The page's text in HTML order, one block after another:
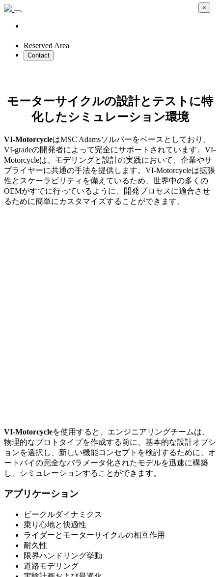
Reserved Area
Contact
モーターサイクルの設計とテストに特
化したシミュレーション環境
VI-MotorcycleはMSC Adamsソルバーをベースとしており、
VI-gradeの開発者によって完全にサポートされています。VI-
Motorcycleは、モデリングと設計の実践において、企業やサ
プライヤーに共通の手法を提供します。VI-Motorcycleは拡張
性とスケーラビリティを備えているため、世界中の多くの
OEMがすでに行っているように、開発プロセスに適合させ
るために簡単にカスタマイズすることができます。
VI-Motorcycleを使用すると、エンジニアリングチームは、
物理的なプロトタイプを作成する前に、基本的な設計オプシ
ョンを選択し、新しい機能コンセプトを検討するために、オ
ートバイの完全なパラメータ化されたモデルを迅速に構築
し、シミュレーションすることができます。
アプリケーション
ビークルダイナミクス
乗り心地と快適性
ライダーとモーターサイクルの相互作用
耐久性
限界ハンドリング挙動
道路モデリング
×